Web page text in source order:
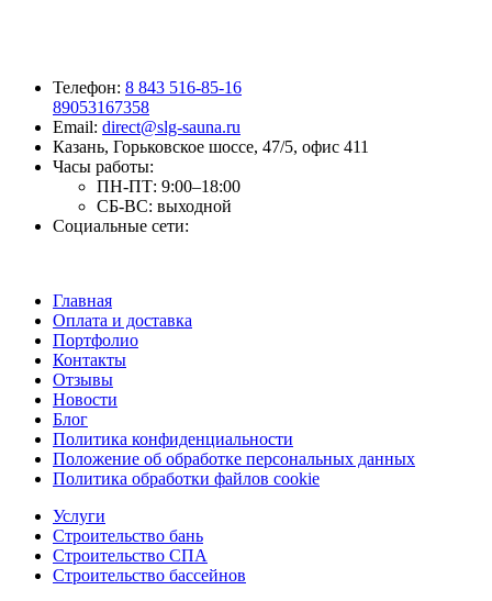
Телефон: 8 843 516-85-16
89053167358
Email: direct@slg-sauna.ru
Казань, Горьковское шоссе, 47/5, офис 411
Часы работы:
ПН-ПТ: 9:00–18:00
СБ-ВС: выходной
Социальные сети:
Главная
Оплата и доставка
Портфолио
Контакты
Отзывы
Новости
Блог
Политика конфиденциальности
Положение об обработке персональных данных
Политика обработки файлов cookie
Услуги
Строительство бань
Строительство СПА
Строительство бассейнов